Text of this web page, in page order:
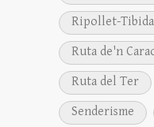
Ripollet-
Ruta de'n
Ruta del Ter
Senderisme